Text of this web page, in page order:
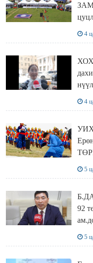
4
4
5
92
5